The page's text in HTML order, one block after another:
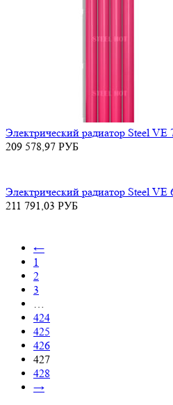
Электрический радиатор Steel VE
209 578,97 РУБ
Электрический радиатор Steel VE
211 791,03 РУБ
←
1
2
3
…
424
425
426
427
428
→